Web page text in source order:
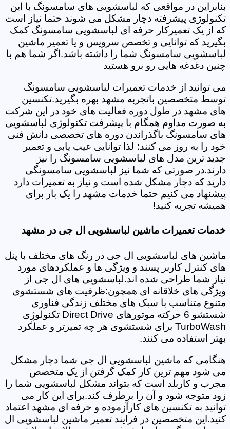
بنابراین در مواقعی که لباسشویی های سامسونگ با این
تکنولوژی پیشرفته دچار مشکل می شوند حتما نیاز است
که از یک تعمیرکار حرفه ای لباسشویی سامسونگ کمک
بگیرید که توانایی و تخصص سرویس و یا تعمیر ماشین
لباسشویی سامسونگ شما را داشته باشد.اگر شما هم با
چنین دغدغه هایی رو برو هستید
می توانید از خدمات تعمیرات لباسشویی سامسونگ
توسط متخصصین باتجربه مشهد بهره بگیرید.تکنسین
های مشهد در طول دوره فعالیت های خود در این شرکت
به صورت مداوم همگام با پیشرفت تکنولوژی لباسشویی
های سامسونگ باگذراندن دوره های تخصصی دانش فنی
خود را به روز می کنند؛ لذا توانایی عیب یابی و تعمیر
جدید ترین مدل های لباسشویی سامسونگ را نیز
دارند.در صورتی که شما نیز لباسشویی سامسونگی
دارید که دچار مشکل شده است و نیاز به تعمیرات دارد
پیشنهاد می کنیم حتما خدمات مشهد را یک بار برای
همیشه تجربه کنید!
خدمات تعمیرات ماشین لباسشویی ال جی در مشهد
ماشین های لباسشویی ال جی در رنگ های مختلف با پنل
های کنترل کاربر پسند و ویژگی ها و عملکردهای مورد
نیاز شما طراحی شده اند.لباسشویی های ال جی از
ویژگی های خلاقانه ای همچون:ظرفیت های شستشوی
متنوع متناسب با سبک های مختلف زندگی فناوری
شستشو 6 حرکته موتورهای Direct Drive تکنولوژِی
TurboWash برای شستشوی هر چه تمیزتر و عملکرد
بهتر استفاده می کنند.
هنگامی که ماشین لباسشویی ال جی شما دچار مشکل
می شود مهم ترین کار کمک گرفتن از یک متخصص
مجرب و کاربلد است که بتواند مشکل لباسشویی شما را
زود متوجه شود و آن را برطرف کند.برای این کار می
توانید به تکنسین های کارآزموده و حرفه ای مشهد اعتماد
کنید.این متخصصین در فرایند تعمیر ماشین لباسشویی ال